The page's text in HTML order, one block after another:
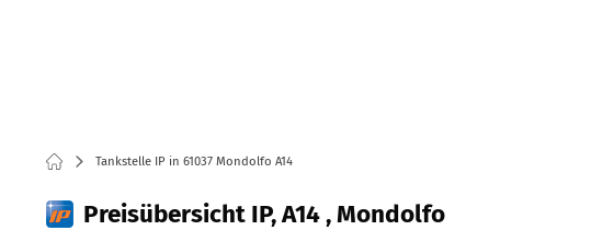
Tankstelle IP in 61037 Mondolfo A14
Preisübersicht IP, A14 , Mondolfo